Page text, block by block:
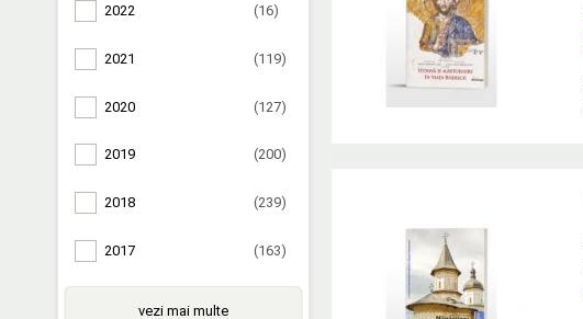
2022 (16)
2021 (119)
2020 (127)
2019 (200)
2018 (239)
2017 (163)
vezi mai multe